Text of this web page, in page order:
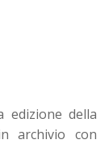
edizione della
archivio con